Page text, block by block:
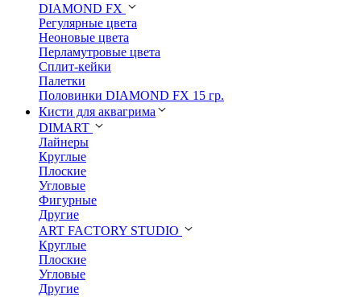
DIAMOND FX
Регулярные цвета
Неоновые цвета
Перламутровые цвета
Сплит-кейки
Палетки
Половинки DIAMOND FX 15 гр.
Кисти для аквагрима
DIMART
Лайнеры
Круглые
Плоские
Угловые
Фигурные
Другие
ART FACTORY STUDIO
Круглые
Плоские
Угловые
Другие